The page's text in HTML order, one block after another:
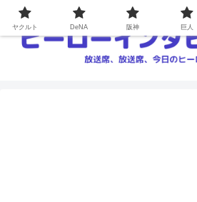
ヤクルト DeNA 阪神 巨人